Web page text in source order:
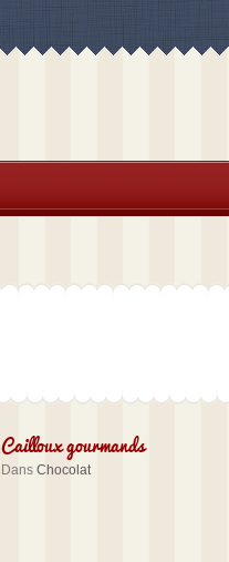
Cailloux gourmands
Dans Chocolat